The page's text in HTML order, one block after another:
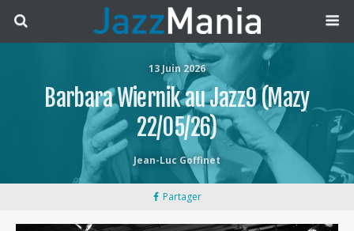
13 Juin 2026
Barbara Wiernik au Jazz9 (Mazy
22/05/26)
Jean-Luc Goffinet
Partager